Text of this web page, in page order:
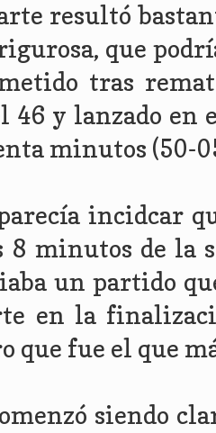
resultó
que
tras
46 y lanzado
minutos (50-
incidcar
8 minutos de la
un partido
en la
que fue el que
siendo